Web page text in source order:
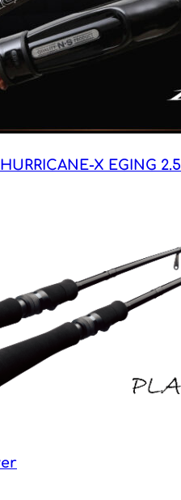
X EGING